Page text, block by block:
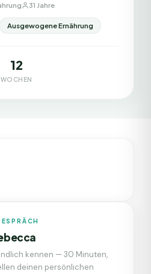
31 Jahre
Ausgewogene Ernährung
12
WOCHEN
kennen — 30 Minuten,
deinen persönlichen